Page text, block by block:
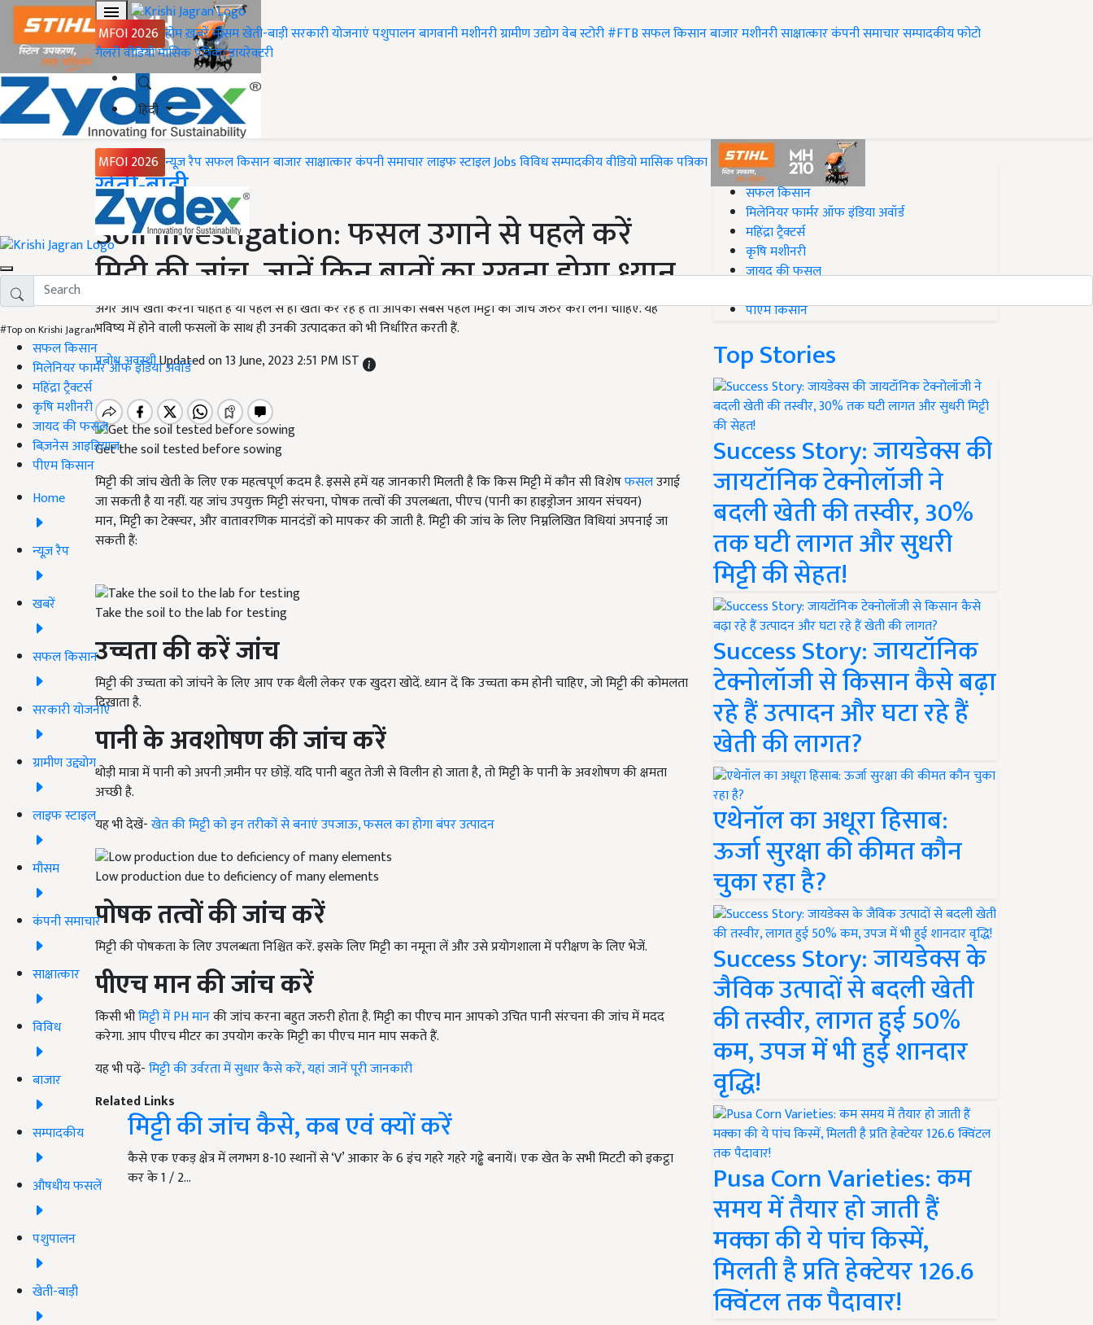
MFOI 2026 होमख़बरेंमौसमखेती-बाड़ीसरकारी योजनाएंपशुपालनबागवानीमशीनरीग्रामीण उद्योगवेब स्टोरी#FTBसफल किसानबाजारमशीनरीसाक्षात्कारकंपनी समाचारसम्पादकीयफोटो
गैलरीवीडियोमासिक पत्रिकाडायरेक्टरी
हिंदी
MFOI 2026 न्यूज़ रैपसफल किसानबाजारसाक्षात्कारकंपनी समाचारलाइफ स्टाइलJobsविविधसम्पादकीयवीडियोमासिक पत्रिका
#Top on Krishi Jagran
सफल किसान
मिलेनियर फार्मर ऑफ इंडिया अवॉर्ड
महिंद्रा ट्रैक्टर्स
कृषि मशीनरी
जायद की फसल
बिज़नेस आइडियाज
पीएम किसान
Home
न्यूज़ रैप
खबरें
सफल किसान
सरकारी योजनाएं
ग्रामीण उद्द्योग
लाइफ स्टाइल
मौसम
कंपनी समाचार
साक्षात्कार
विविध
बाजार
सम्पादकीय
औषधीय फसलें
पशुपालन
खेती-बाड़ी
Home
खेती-बाड़ी
Soil Investigation: फसल उगाने से पहले करें
मिट्टी की जांच, जानें किन बातों का रखना होगा ध्यान
अगर आप खेती करना चाहते हैं या पहले से ही खेती कर रहे हैं तो आपको सबसे पहले मिट्टी की जांच जरुर करा लेनी चाहिए. यह
भविष्य में होने वाली फसलों के साथ ही उनकी उत्पादकत को भी निर्धारित करती हैं.
प्रबोध अवस्थीUpdated on 13 June, 2023 2:51 PM IST
Get the soil tested before sowing
मिट्टी की जांच खेती के लिए एक महत्वपूर्ण कदम है. इससे हमें यह जानकारी मिलती है कि किस मिट्टी में कौन सी विशेषफसलउगाई
जा सकती है या नहीं. यह जांच उपयुक्त मिट्टी संरचना,पोषक तत्वों की उपलब्धता,पीएच (पानी का हाइड्रोजन आयन संचयन)
मान,मिट्टी का टेक्स्चर,और वातावरणिक मानदंडों को मापकर की जाती है.मिट्टी की जांच के लिए निम्नलिखित विधियां अपनाई जा
सकती हैं:
Take the soil to the lab for testing
उच्चता की करें जांच
मिट्टी की उच्चता को जांचने के लिए आप एक थैली लेकर एक खुदरा खोदें. ध्यान दें कि उच्चता कम होनी चाहिए,जो मिट्टी की कोमलता
दिखाता है.
पानी के अवशोषण की जांच करें
थोड़ी मात्रा में पानी को अपनी ज़मीन पर छोड़ें. यदि पानी बहुत तेजी से विलीन हो जाता है,तो मिट्टी के पानी के अवशोषण की क्षमता
अच्छी है.
यह भी देखें-खेत की मिट्टी को इन तरीकों से बनाएं उपजाऊ, फसल का होगा बंपर उत्पादन
Low production due to deficiency of many elements
पोषक तत्वों की जांच करें
मिट्टी की पोषकता के लिए उपलब्धता निश्चित करें. इसके लिए मिट्टी का नमूना लें और उसे प्रयोगशाला में परीक्षण के लिए भेजें.
पीएच मान की जांच करें
किसी भीमिट्टी मेंPHमानकी जांच करना बहुत जरुरी होता है. मिट्टी का पीएच मान आपको उचित पानी संरचना की जांच में मदद
करेगा. आप पीएच मीटर का उपयोग करके मिट्टी का पीएच मान माप सकते हैं.
यह भी पढ़ें-मिट्टी की उर्वरता में सुधार कैसे करें, यहां जानें पूरी जानकारी
Related Links
मिट्टी की जांच कैसे, कब एवं क्यों करें
कैसे एक एकड़ क्षेत्र में लगभग 8-10 स्थानों से ‘V’ आकार के 6 इंच गहरे गहरे गढ्ढे बनायें। एक खेत के सभी मिटटी को इकट्ठा
कर के 1 / 2…
#Top on Krishi Jagran
सफल किसान
मिलेनियर फार्मर ऑफ इंडिया अवॉर्ड
महिंद्रा ट्रैक्टर्स
कृषि मशीनरी
जायद की फसल
पीएम किसान
Top Stories
Success Story: जायडेक्स की
जायटॉनिक टेक्नोलॉजी ने
बदली खेती की तस्वीर, 30%
तक घटी लागत और सुधरी
मिट्टी की सेहत!
Success Story: जायटॉनिक
टेक्नोलॉजी से किसान कैसे बढ़ा
रहे हैं उत्पादन और घटा रहे हैं
खेती की लागत?
एथेनॉल का अधूरा हिसाब:
ऊर्जा सुरक्षा की कीमत कौन
चुका रहा है?
Success Story: जायडेक्स के
जैविक उत्पादों से बदली खेती
की तस्वीर, लागत हुई 50%
कम, उपज में भी हुई शानदार
वृद्धि!
Pusa Corn Varieties: कम
समय में तैयार हो जाती हैं
मक्का की ये पांच किस्में,
मिलती है प्रति हेक्टेयर 126.6
क्विंटल तक पैदावार!